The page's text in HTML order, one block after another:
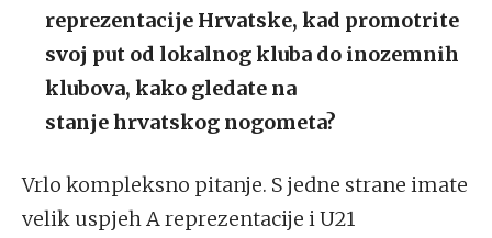
reprezentacije Hrvatske, kad promotrite
svoj put od lokalnog kluba do inozemnih
klubova, kako gledate na
stanjehrvatskog nogometa?
Vrlo kompleksno pitanje. S jedne strane imate
velik uspjeh A reprezentacije i U21